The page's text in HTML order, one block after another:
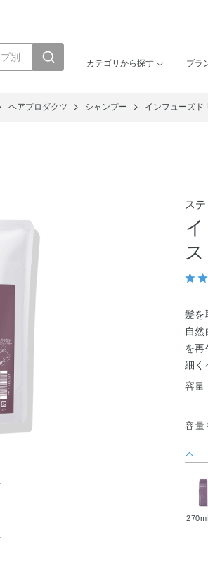
カテゴリから探す ブラ
ヘアプロダクツ シャンプー インフューズド
ス
髪を
自
を再
細く
容量
容量
270mL